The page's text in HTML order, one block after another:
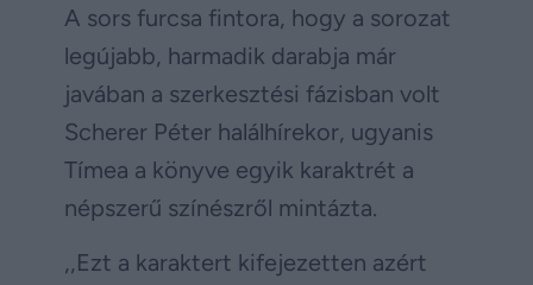
A sors furcsa fintora, hogy a sorozat
legújabb, harmadik darabja már
javában a szerkesztési fázisban volt
Scherer Péter halálhírekor, ugyanis
Tímea a könyve egyik karaktrét a
népszerű színészről mintázta.
,,Ezt a karaktert kifejezetten azért